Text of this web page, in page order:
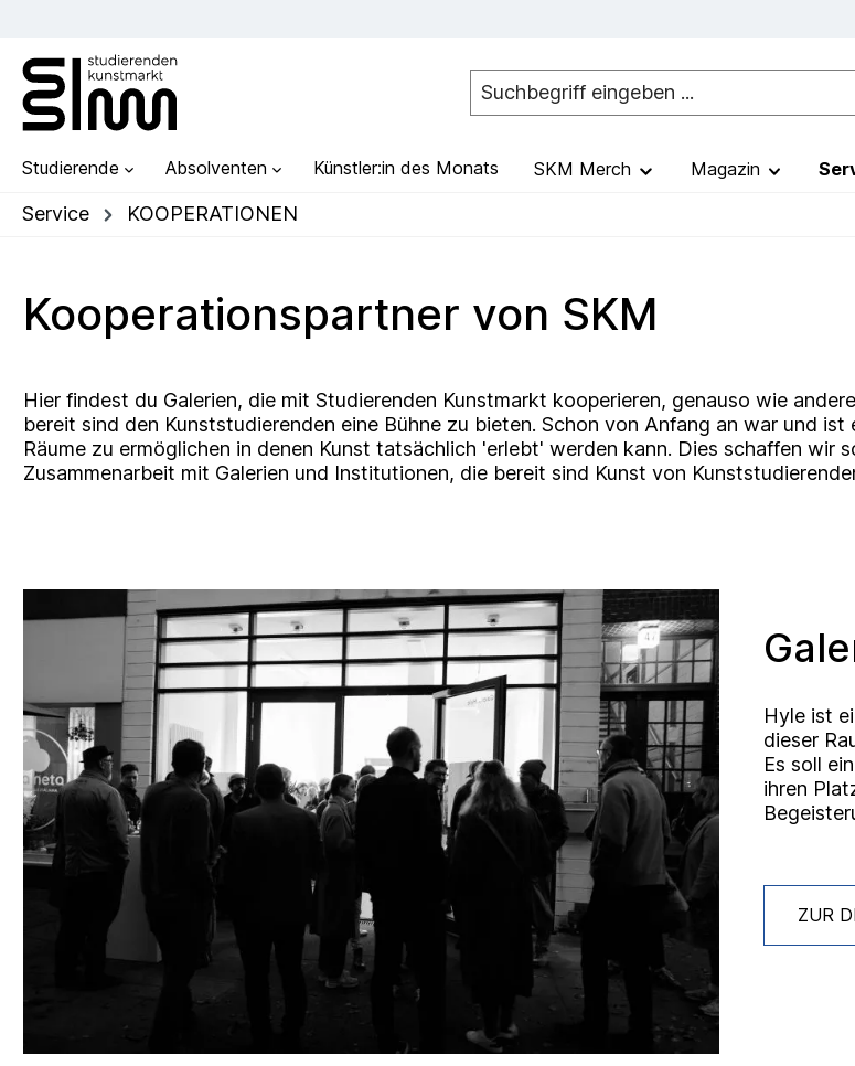
Studierende Absolventen Künstler:in des Monats SKM Merch Magazin
Service KOOPERATIONEN
Kooperationspartner von SKM
Hier findest du Galerien, die mit Studierenden Kunstmarkt kooperieren, genauso wie
bereit sind den Kunststudierenden eine Bühne zu bieten. Schon von Anfang an war und
Räume zu ermöglichen in denen Kunst tatsächlich 'erlebt' werden kann. Dies schaffen wir
Zusammenarbeit mit Galerien und Institutionen, die bereit sind Kunst von
Hyle ist
dieser
Es soll
ihren
ZUR